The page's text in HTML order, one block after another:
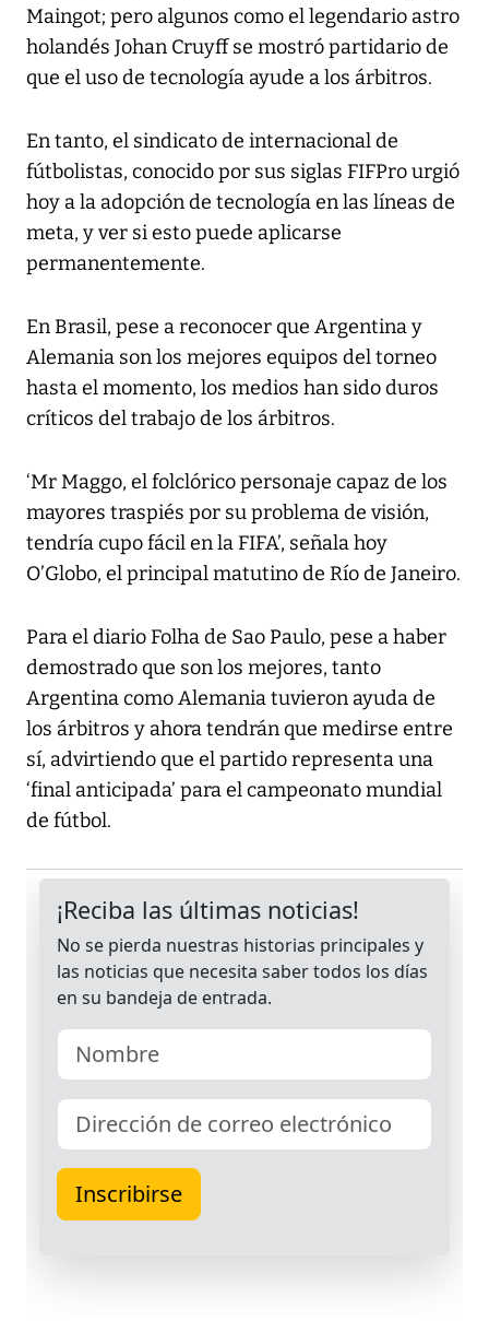
Maingot; pero algunos como el legendario astro
holandés Johan Cruyff se mostró partidario de
que el uso de tecnología ayude a los árbitros.
En tanto, el sindicato de internacional de
fútbolistas, conocido por sus siglas FIFPro urgió
hoy a la adopción de tecnología en las líneas de
meta, y ver si esto puede aplicarse
permanentemente.
En Brasil, pese a reconocer que Argentina y
Alemania son los mejores equipos del torneo
hasta el momento, los medios han sido duros
críticos del trabajo de los árbitros.
‘Mr Maggo, el folclórico personaje capaz de los
mayores traspiés por su problema de visión,
tendría cupo fácil en la FIFA’, señala hoy
O’Globo, el principal matutino de Río de Janeiro.
Para el diario Folha de Sao Paulo, pese a haber
demostrado que son los mejores, tanto
Argentina como Alemania tuvieron ayuda de
los árbitros y ahora tendrán que medirse entre
sí, advirtiendo que el partido representa una
‘final anticipada’ para el campeonato mundial
de fútbol.